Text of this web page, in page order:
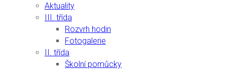
Aktuality
III. třída
Rozvrh hodin
Fotogalerie
II. třída
Školní pomůcky